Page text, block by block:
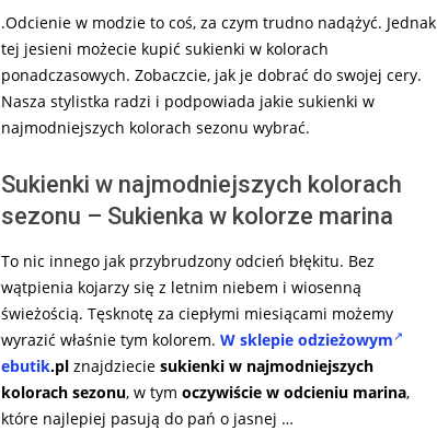
.Odcienie w modzie to coś, za czym trudno nadążyć. Jednak
tej jesieni możecie kupić sukienki w kolorach
ponadczasowych. Zobaczcie, jak je dobrać do swojej cery.
Nasza stylistka radzi i podpowiada jakie sukienki w
najmodniejszych kolorach sezonu wybrać.
Sukienki w najmodniejszych kolorach
sezonu – Sukienka w kolorze marina
To nic innego jak przybrudzony odcień błękitu. Bez
wątpienia kojarzy się z letnim niebem i wiosenną
świeżością. Tęsknotę za ciepłymi miesiącami możemy
wyrazić właśnie tym kolorem. W sklepie odzieżowym
ebutik.pl znajdziecie sukienki w najmodniejszych
kolorach sezonu, w tym oczywiście w odcieniu marina,
które najlepiej pasują do pań o jasnej …